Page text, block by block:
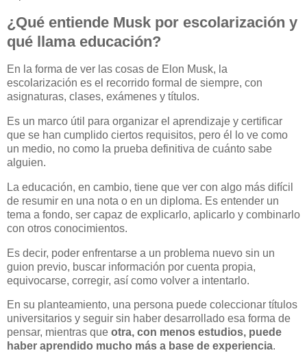
¿Qué entiende Musk por escolarización y
qué llama educación?
En la forma de ver las cosas de Elon Musk, la
escolarización es el recorrido formal de siempre, con
asignaturas, clases, exámenes y títulos.
Es un marco útil para organizar el aprendizaje y certificar
que se han cumplido ciertos requisitos, pero él lo ve como
un medio, no como la prueba definitiva de cuánto sabe
alguien.
La educación, en cambio, tiene que ver con algo más difícil
de resumir en una nota o en un diploma. Es entender un
tema a fondo, ser capaz de explicarlo, aplicarlo y combinarlo
con otros conocimientos.
Es decir, poder enfrentarse a un problema nuevo sin un
guion previo, buscar información por cuenta propia,
equivocarse, corregir, así como volver a intentarlo.
En su planteamiento, una persona puede coleccionar títulos
universitarios y seguir sin haber desarrollado esa forma de
pensar, mientras que otra, con menos estudios, puede
haber aprendido mucho más a base de experiencia.